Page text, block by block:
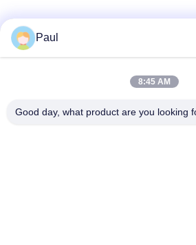
Λαϊκή κατηγορία
Paul
8:45 AM
Good day, what product are you looking